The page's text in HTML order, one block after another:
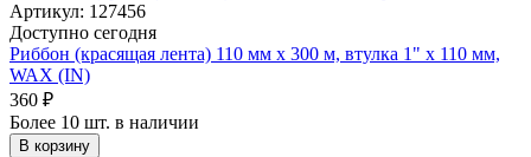
Артикул: 127456
Доступно сегодня
Риббон (красящая лента) 110 мм х 300 м, втулка 1" x 110 мм,
WAX (IN)
360 ₽
Более 10 шт. в наличии
В корзину